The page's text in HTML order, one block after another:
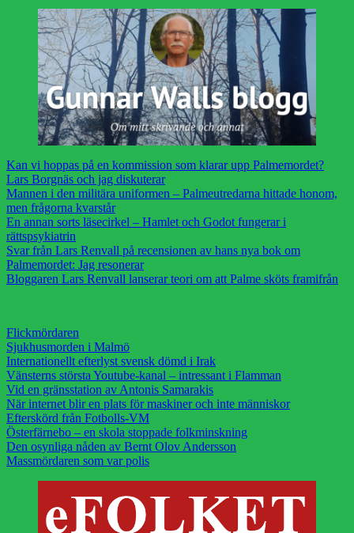
Kan vi hoppas på en kommission som klarar upp Palmemordet?
Lars Borgnäs och jag diskuterar
Mannen i den militära uniformen – Palmeutredarna hittade honom,
men frågorna kvarstår
En annan sorts läsecirkel – Hamlet och Godot fungerar i
rättspsykiatrin
Svar från Lars Renvall på recensionen av hans nya bok om
Palmemordet: Jag resonerar
Bloggaren Lars Renvall lanserar teori om att Palme sköts framifrån
Flickmördaren
Sjukhusmorden i Malmö
Internationellt efterlyst svensk dömd i Irak
Vänsterns största Youtube-kanal – intressant i Flamman
Vid en gränsstation av Antonis Samarakis
När internet blir en plats för maskiner och inte människor
Efterskörd från Fotbolls-VM
Österfärnebo – en skola stoppade folkminskning
Den osynliga nåden av Bernt Olov Andersson
Massmördaren som var polis